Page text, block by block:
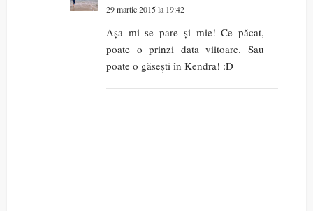
29 martie 2015 la 19:42
Așa mi se pare și mie! Ce păcat,
poate o prinzi data viitoare. Sau
poate o găsești în Kendra! :D